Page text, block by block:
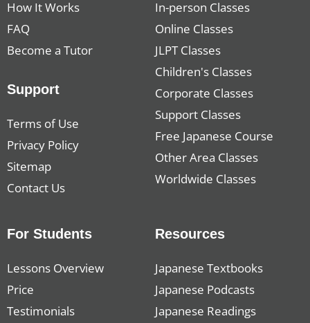
How It Works
FAQ
Become a Tutor
Support
Terms of Use
Privacy Policy
Sitemap
Contact Us
In-person Classes
Online Classes
JLPT Classes
Children's Classes
Corporate Classes
Support Classes
Free Japanese Course
Other Area Classes
Worldwide Classes
For Students
Lessons Overview
Price
Testimonials
Resources
Japanese Textbooks
Japanese Podcasts
Japanese Readings